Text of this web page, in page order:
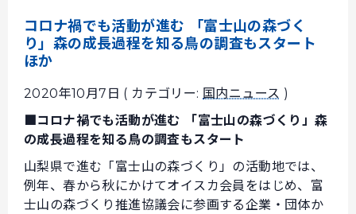
コロナ禍でも活動が進む 「富士山の森づく
り」森の成長過程を知る鳥の調査もスタート
ほか
2020年10月7日 ( カテゴリー: 国内ニュース )
■コロナ禍でも活動が進む 「富士山の森づくり」森
の成長過程を知る鳥の調査もスタート
山梨県で進む「富士山の森づくり」の活動地では、
例年、春から秋にかけてオイスカ会員をはじめ、富
士山の森づくり推進協議会に参画する企業・団体か